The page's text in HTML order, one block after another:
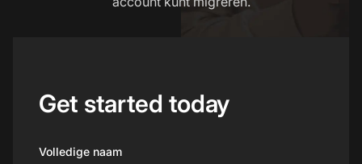
Get started today
Volledige naam